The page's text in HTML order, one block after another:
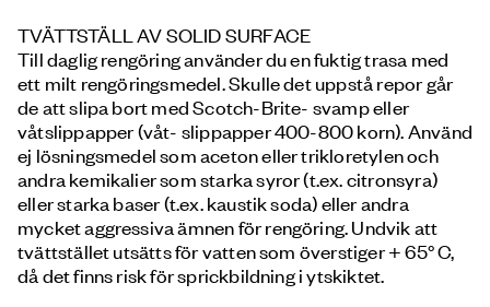
TVÄTTSTÄLL AV SOLID SURFACE
Till daglig rengöring använder du en fuktig trasa med
ett milt rengöringsmedel. Skulle det uppstå repor går
de att slipa bort med Scotch-Brite- svamp eller
våtslippapper (våt- slippapper 400-800 korn). Använd
ej lösningsmedel som aceton eller trikloretylen och
andra kemikalier som starka syror (t.ex. citronsyra)
eller starka baser (t.ex. kaustik soda) eller andra
mycket aggressiva ämnen för rengöring. Undvik att
tvättstället utsätts för vatten som överstiger + 65° C,
då det finns risk för sprickbildning i ytskiktet.